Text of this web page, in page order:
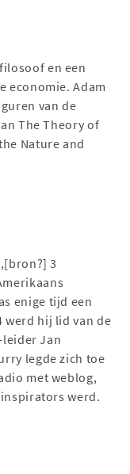
en een
economie. Adam
van de
The Theory of
Nature and
3
enige tijd een
werd hij lid van de
leider Jan
legde zich toe
met weblog,
werd.